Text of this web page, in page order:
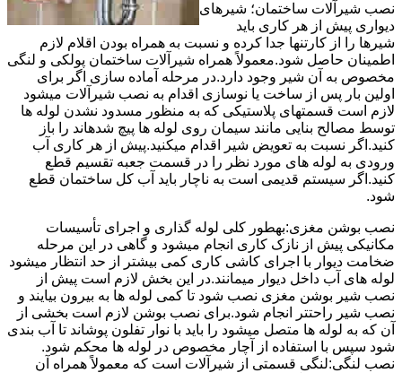
نصب شیرآلات ساختمان؛ شیرهای
دیواری پیش از هر کاری باید
شیرها را از کارتنها جدا کرده و نسبت به همراه بودن اقلام لازم
اطمینان حاصل شود.معمولاً همراه شیرآلات ساختمان پولکی و لنگی
مخصوص به آن شیر وجود دارد.در مرحله آماده سازی اگر برای
اولین بار پس از ساخت یا نوسازی اقدام به نصب شیرآلات میشود
لازم است قسمتهای پلاستیکی که به منظور مسدود نشدن لوله ها
توسط مصالح بنایی مانند سیمان روی لوله ها پیچ شدهاند را باز
کنید.اگر نسبت به تعویض شیر اقدام میکنید.پیش از هر کاری آب
ورودی به لوله های مورد نظر را در قسمت جعبه تقسیم قطع
کنید.اگر سیستم قدیمی است به ناچار باید آب کل ساختمان قطع
شود.
نصب بوشن مغزی:بهطور کلی لوله گذاری و اجرای تأسیسات
مکانیکی پیش از نازک کاری انجام میشود و گاهی در این مرحله
ضخامت دیوار با اجرای کاشی کاری کمی بیشتر از حد انتظار میشود
لوله های آب داخل دیوار میمانند.در این بخش لازم است پیش از
نصب شیر بوشن مغزی نصب شود تا کمی لوله ها به بیرون بیایند و
نصب شیر راحتتر انجام شود.برای نصب بوشن لازم است بخشی از
آن که به لوله ها متصل میشود را باید با نوار تفلون پوشاند تا آب بندی
شود سپس با استفاده از آچار مخصوص در لوله ها محکم شود.
نصب لنگی:لنگی قسمتی از شیرآلات است که معمولاً همراه آن